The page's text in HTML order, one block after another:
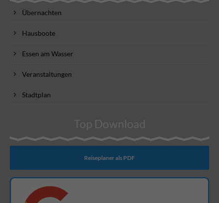
Übernachten
Hausboote
Essen am Wasser
Veranstaltungen
Stadtplan
Top Download
Reiseplaner als PDF